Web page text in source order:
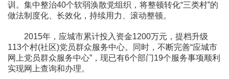
训。集中整治40个软弱涣散党组织，将整顿转化“三类村”的
做法制度化、长效化，持续用力、滚动整顿。
2015年，应城市累计投入资金1200万元，提档升级
113个村(社区)党员群众服务中心。同时，不断完善“应城市
网上党员群众服务中心”，现已有6个部门19个服务事项顺利
实现网上查询和办理。